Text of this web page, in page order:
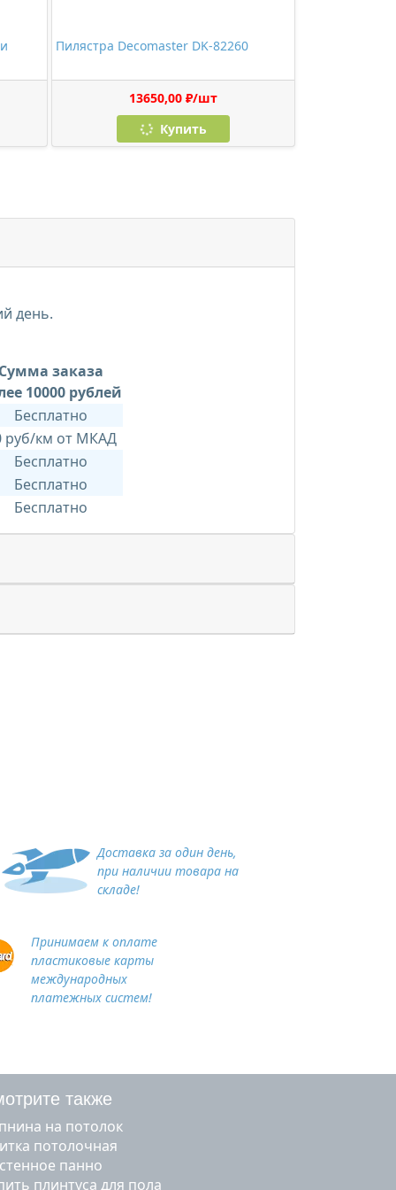
Пилястра Decomaster DK-82260
13650,00 ₽/шт
Купить
день.
заказа
10000 рублей
Бесплатно
руб/км от МКАД
Бесплатно
Бесплатно
Бесплатно
Доставка за один день,
при наличии товара на
складе!
Принимаем к оплате
пластиковые карты
международных
платежных систем!
также
на потолок
потолочная
панно
плинтуса для пола